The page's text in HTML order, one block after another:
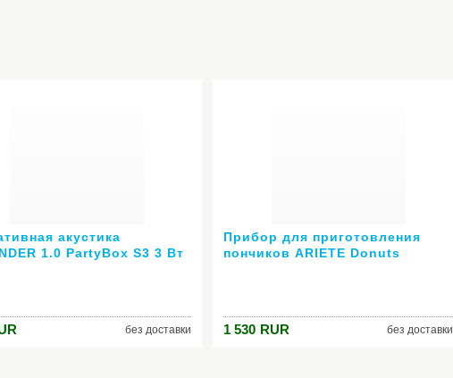
акустика
1.0 PartyBox S3 3 Вт
без доставки
Прибор для приготовления
пончиков ARIETE Donuts
1 530 RUR без доставки